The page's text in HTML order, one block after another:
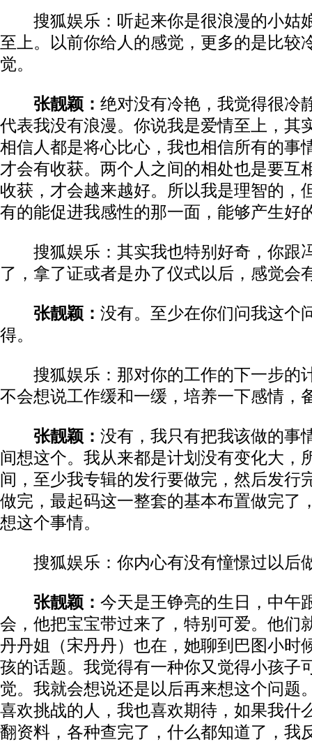
搜狐娱乐：听起来你是很浪漫的小姑
至上。以前你给人的感觉，更多的是比较
觉。
张靓颖： 绝对没有冷艳，我觉得很冷
代表我没有浪漫。你说我是爱情至上，其
相信人都是将心比心，我也相信所有的事
才会有收获。两个人之间的相处也是要互
收获，才会越来越好。所以我是理智的，
有的能促进我感性的那一面，能够产生好
搜狐娱乐：其实我也特别好奇，你跟
了，拿了证或者是办了仪式以后，感觉会
张靓颖： 没有。至少在你们问我这个
得。
搜狐娱乐：那对你的工作的下一步的
不会想说工作缓和一缓，培养一下感情，
张靓颖： 没有，我只有把我该做的事
间想这个。我从来都是计划没有变化大，
间，至少我专辑的发行要做完，然后发行
做完，最起码这一整套的基本布置做完了
想这个事情。
搜狐娱乐：你内心有没有憧憬过以后
张靓颖： 今天是王铮亮的生日，中午
会，他把宝宝带过来了，特别可爱。他们
丹丹姐（宋丹丹）也在，她聊到巴图小时
孩的话题。我觉得有一种你又觉得小孩子
觉。我就会想说还是以后再来想这个问题
喜欢挑战的人，我也喜欢期待，如果我什
翻资料，各种查完了，什么都知道了，我